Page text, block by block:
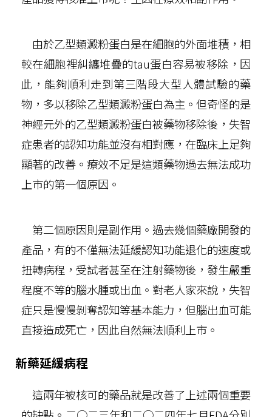
由於乙型類澱粉蛋白是在細胞的外面堆積，相
較在細胞裡糾纏堆疊的tau蛋白容易被移除，因
此，能夠順利走到第三階段大型人體試驗的藥
物，多以移除乙型類澱粉蛋白為主。但奇怪的是
神經元外的乙型類澱粉蛋白被藥物移除後，失智
症患者的認知功能並沒有相對應，在臨床上足夠
顯著的改善。療效不足是這類藥物過去無法成功
上市的第一個原因。
第二個原因則是副作用。過去幾個藥廠開發的
產品，有的不僅無法延緩認知功能退化的速度或
扭轉病程，受試者甚至在注射藥物後，發生嚴重
程度不等的腦水腫或出血。對老人家來說，失智
症只是慢慢剝奪認知等基本能力，但腦出血可能
直接造成死亡，因此自然無法順利上市。
新藥延緩病程
這兩年被核可的藥品就是改善了上述兩個重要